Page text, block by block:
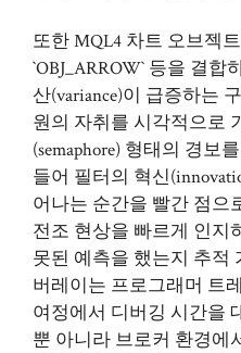
또한 MQL4 차트 오브젝트
`OBJ_ARROW` 등을 결
산(variance)이 급증하는
원의 자취를 시각적으로
(semaphore) 형태의 경보
들어 필터의 혁신
어나는 순간을 빨간 점으
전조 현상을 빠르게 인지
못된 예측을 했는지 추적
버레이는 프로그래머 트
여정에서 디버깅 시간을
뿐 아니라 브로커 환경에